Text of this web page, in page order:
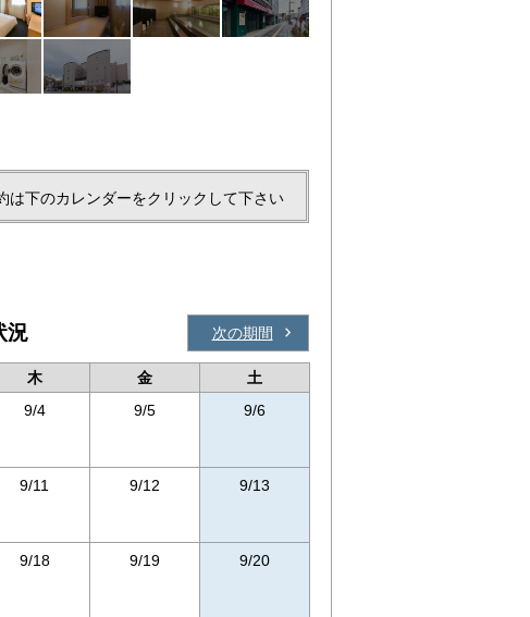
は下のカレンダーをクリックして下さい
況 次の期間
木 金
土
9/4 9/5 9/6
9/11 9/12 9/13
9/18 9/19 9/20